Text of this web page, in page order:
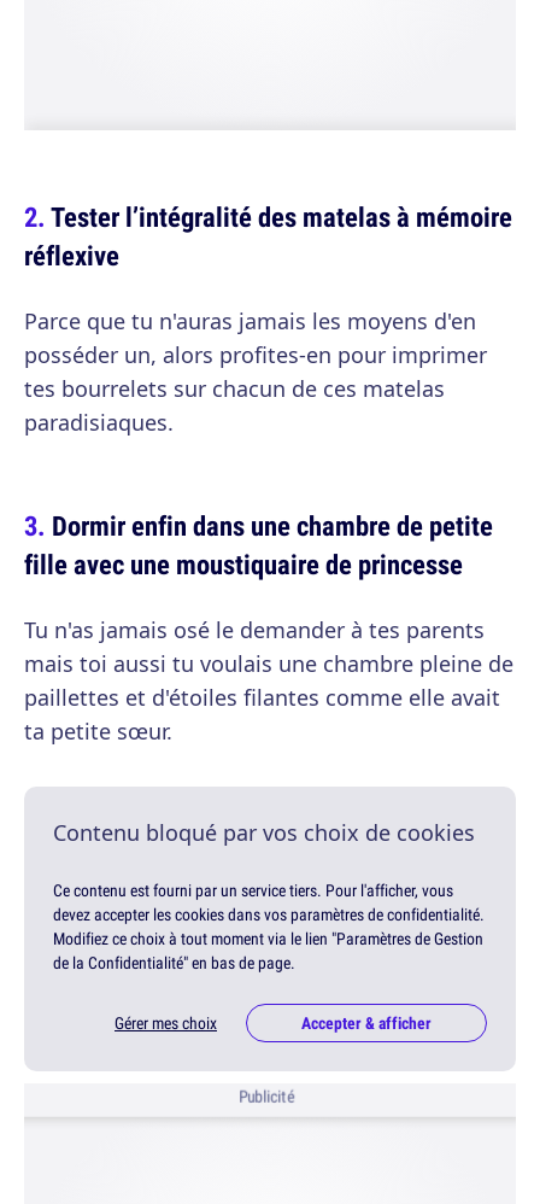
Tester l’intégralité des matelas à mémoire
réflexive
Parce que tu n'auras jamais les moyens d'en
posséder un, alors profites-en pour imprimer
tes bourrelets sur chacun de ces matelas
paradisiaques.
Dormir enfin dans une chambre de petite
fille avec une moustiquaire de princesse
Tu n'as jamais osé le demander à tes parents
mais toi aussi tu voulais une chambre pleine de
paillettes et d'étoiles filantes comme elle avait
ta petite sœur.
Contenu bloqué par vos choix de cookies
Ce contenu est fourni par un service tiers. Pour l'afficher, vous
devez accepter les cookies dans vos paramètres de confidentialité.
Modifiez ce choix à tout moment via le lien "Paramètres de Gestion
de la Confidentialité" en bas de page.
Gérer mes choix Accepter & afficher
Publicité